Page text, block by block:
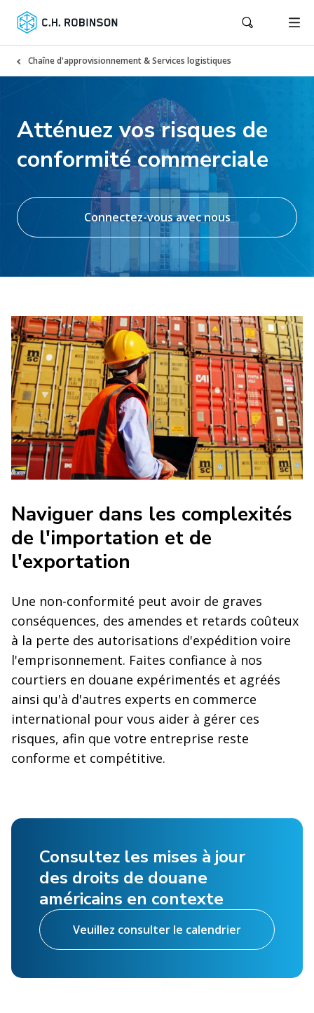
Chaîne d'approvisionnement & Services logistiques
Atténuez vos risques de
conformité commerciale
Connectez-vous avec nous
Naviguer dans les complexités
de l'importation et de
l'exportation
Une non-conformité peut avoir de graves
conséquences, des amendes et retards coûteux
à la perte des autorisations d'expédition voire
l'emprisonnement. Faites confiance à nos
courtiers en douane expérimentés et agréés
ainsi qu'à d'autres experts en commerce
international pour vous aider à gérer ces
risques, afin que votre entreprise reste
conforme et compétitive.
Consultez les mises à jour
des droits de douane
américains en contexte
Veuillez consulter le calendrier